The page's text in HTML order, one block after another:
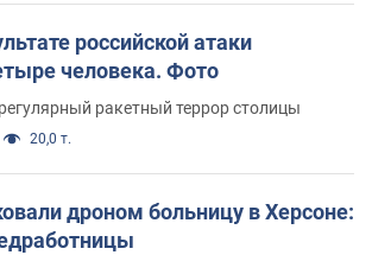
российской атаки
человека. Фото
ракетный террор столицы
20,0 т.
дроном больницу в Херсоне: